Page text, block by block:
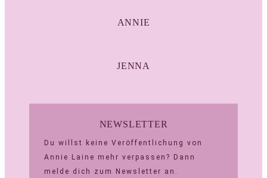
ANNIE
JENNA
NEWSLETTER
Du willst keine Veröffentlichung von
Annie Laine mehr verpassen? Dann
melde dich zum Newsletter an.